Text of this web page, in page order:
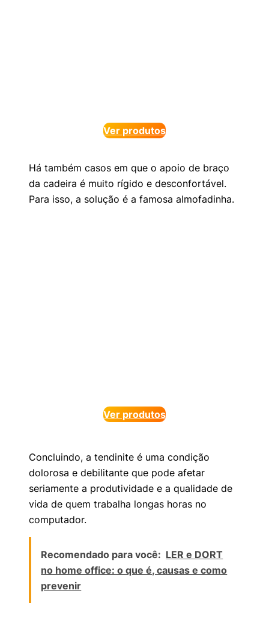
Ver produtos
Há também casos em que o apoio de braço
da cadeira é muito rígido e desconfortável.
Para isso, a solução é a famosa almofadinha.
Ver produtos
Concluindo, a tendinite é uma condição
dolorosa e debilitante que pode afetar
seriamente a produtividade e a qualidade de
vida de quem trabalha longas horas no
computador.
Recomendado para você: LER e DORT
no home office: o que é, causas e como
prevenir